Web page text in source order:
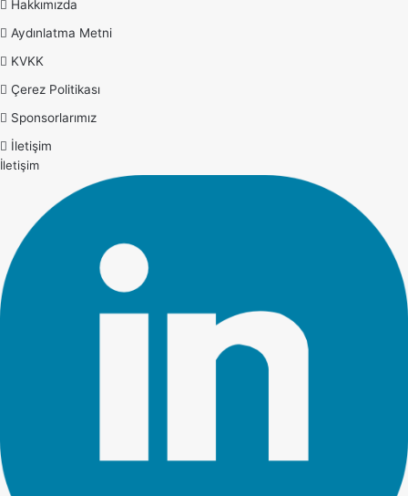
Hakkımızda
Aydınlatma Metni
KVKK
Çerez Politikası
Sponsorlarımız
İletişim
İletişim